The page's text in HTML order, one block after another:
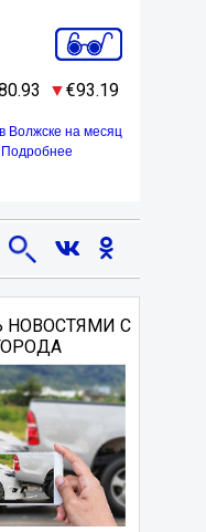
93.19
Волжске на месяц
Подробнее
НОВОСТЯМИ С